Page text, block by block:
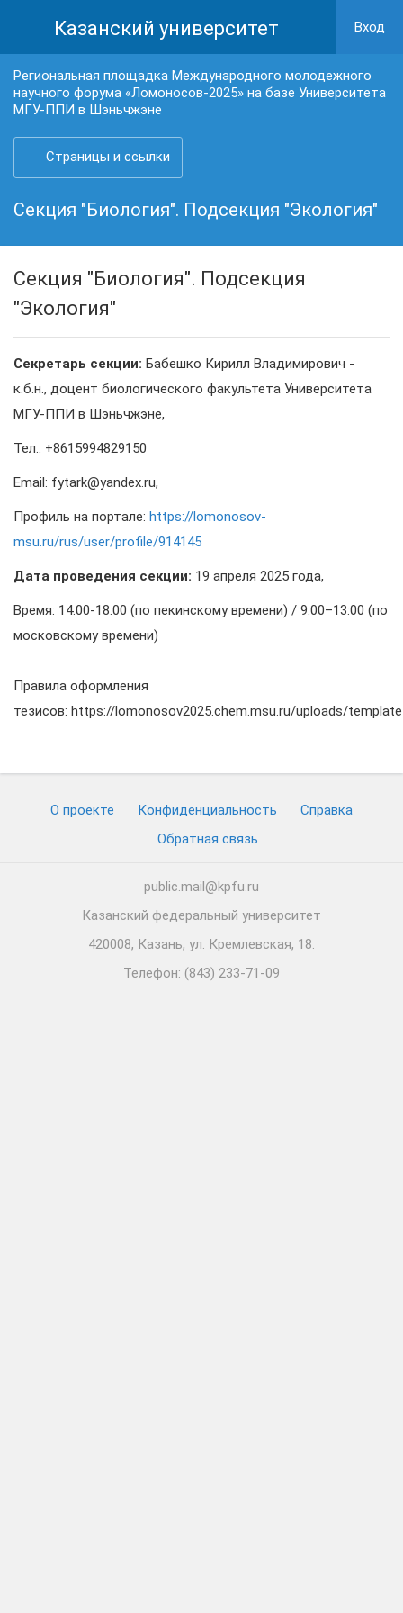
Казанский университет Вход
Региональная площадка Международного молодежного
научного форума «Ломоносов-2025» на базе Университета
МГУ-ППИ в Шэньчжэне
Страницы и ссылки
Секция "Биология". Подсекция "Экология"
Секция "Биология". Подсекция
"Экология"
Секретарь секции: Бабешко Кирилл Владимирович -
к.б.н., доцент биологического факультета Университета
МГУ-ППИ в Шэньчжэне,
Тел.: +8615994829150
Email: fytark@yandex.ru,
Профиль на портале: https://lomonosov-
msu.ru/rus/user/profile/914145
Дата проведения секции: 19 апреля 2025 года,
Время: 14.00-18.00 (по пекинскому времени) / 9:00–13:00 (по
московскому времени)
Правила оформления
тезисов: https://lomonosov2025.chem.msu.ru/uploads/
О проекте Конфиденциальность
Cправка
Обратная связь
public.mail@kpfu.ru
Казанский федеральный университет
420008, Казань, ул. Кремлевская, 18.
Телефон: (843) 233-71-09